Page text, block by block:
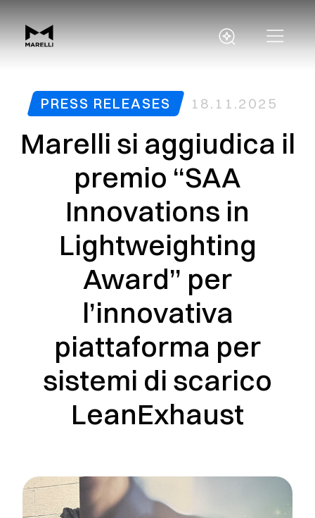
PRESS RELEASES 18.11.2025
Marelli si aggiudica il
premio “SAA
Innovations in
Lightweighting
Award” per
l’innovativa
piattaforma per
sistemi di scarico
LeanExhaust